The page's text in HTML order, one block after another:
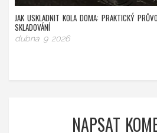
JAK USKLADNIT KOLA DOMA: PRAKTICKÝ
SKLADOVÁNÍ
dubna 9 2026
NAPSAT